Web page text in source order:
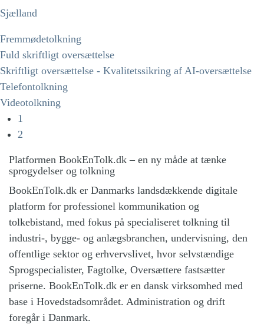
Sjælland
Fremmødetolkning
Fuld skriftligt oversættelse
Skriftligt oversættelse - Kvalitetssikring af AI-oversættelse
Telefontolkning
Videotolkning
1
2
Platformen BookEnTolk.dk – en ny måde at tænke
sprogydelser og tolkning
BookEnTolk.dk er Danmarks landsdækkende digitale
platform for professionel kommunikation og
tolkebistand, med fokus på specialiseret tolkning til
industri-, bygge- og anlægsbranchen, undervisning, den
offentlige sektor og erhvervslivet, hvor selvstændige
Sprogspecialister, Fagtolke, Oversættere fastsætter
priserne. BookEnTolk.dk er en dansk virksomhed med
base i Hovedstadsområdet. Administration og drift
foregår i Danmark.